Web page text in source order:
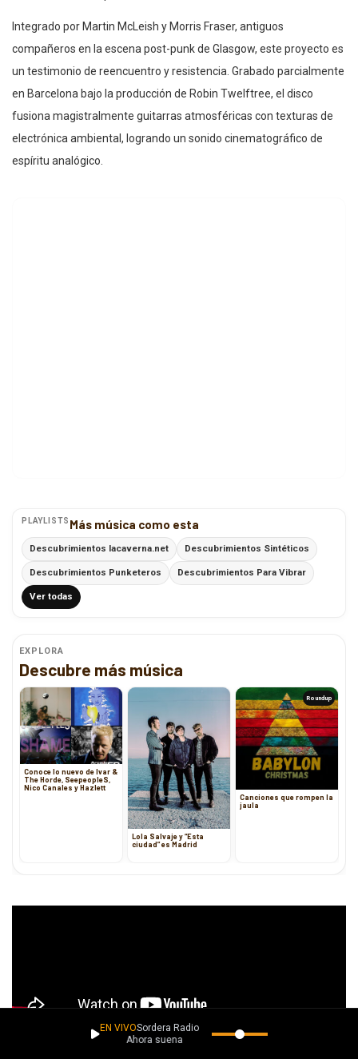
Integrado por Martin McLeish y Morris Fraser, antiguos
compañeros en la escena post-punk de Glasgow, este proyecto es
un testimonio de reencuentro y resistencia. Grabado parcialmente
en Barcelona bajo la producción de Robin Twelftree, el disco
fusiona magistralmente guitarras atmosféricas con texturas de
electrónica ambiental, logrando un sonido cinematográfico de
espíritu analógico.
PLAYLISTS Más música como esta
Descubrimientos lacaverna.net Descubrimientos Sintéticos
Descubrimientos Punketeros Descubrimientos Para Vibrar
Ver todas
EXPLORA
Descubre más música
Conoce lo nuevo de Ivar &
The Horde, SeepeopleS,
Nico Canales y Hazlett
Lola Salvaje y “Esta
ciudad” es Madrid
Roundup
Canciones que rompen la
jaula
EN VIVOSordera Radio
Ahora suena